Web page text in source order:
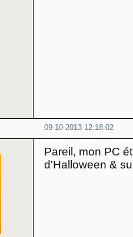
09-10-2013 12:18:02
Pareil, mon PC
d'Halloween &